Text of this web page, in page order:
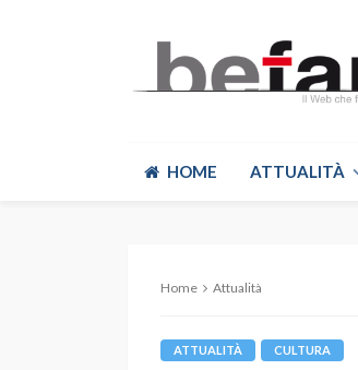
HOME ATTUALITÀ
Home Attualità
ATTUALITÀ CULTURA